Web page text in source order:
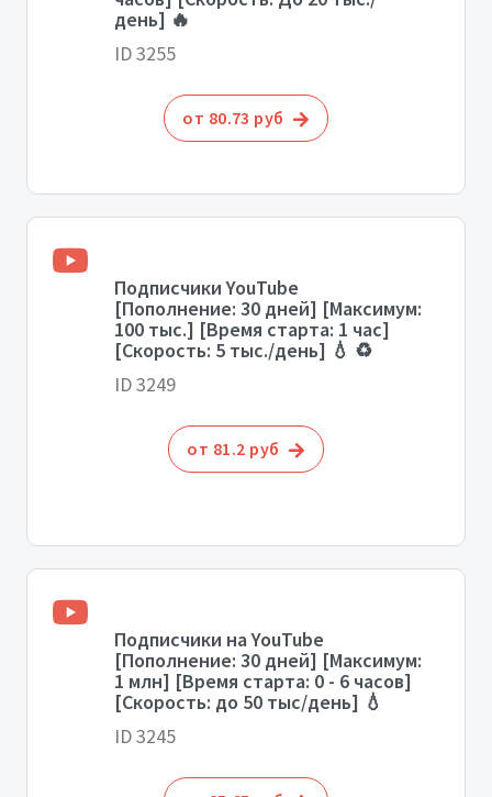
день] 🔥
ID 3255
от 80.73 руб
Подписчики YouTube
[Пополнение: 30 дней] [Максимум:
100 тыс.] [Время старта: 1 час]
[Скорость: 5 тыс./день] 💧 ♻️
ID 3249
от 81.2 руб
Подписчики на YouTube
[Пополнение: 30 дней] [Максимум:
1 млн] [Время старта: 0 - 6 часов]
[Скорость: до 50 тыс/день] 💧
ID 3245